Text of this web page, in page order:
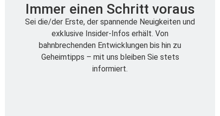
Immer einen Schritt voraus
Sei die/der Erste, der spannende Neuigkeiten und
exklusive Insider-Infos erhält. Von
bahnbrechenden Entwicklungen bis hin zu
Geheimtipps – mit uns bleiben Sie stets
informiert.